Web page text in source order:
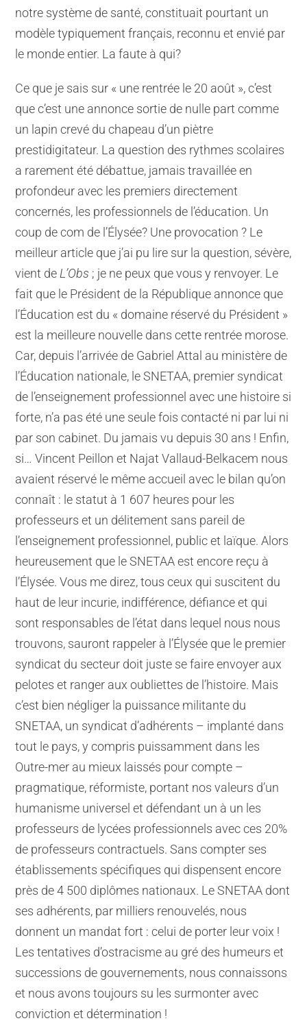
notre système de santé, constituait pourtant un
modèle typiquement français, reconnu et envié par
le monde entier. La faute à qui?
Ce que je sais sur « une rentrée le 20 août », c’est
que c’est une annonce sortie de nulle part comme
un lapin crevé du chapeau d’un piètre
prestidigitateur. La question des rythmes scolaires
a rarement été débattue, jamais travaillée en
profondeur avec les premiers directement
concernés, les professionnels de l’éducation. Un
coup de com de l’Élysée? Une provocation ? Le
meilleur article que j’ai pu lire sur la question, sévère,
vient de L’Obs ; je ne peux que vous y renvoyer. Le
fait que le Président de la République annonce que
l’Éducation est du « domaine réservé du Président »
est la meilleure nouvelle dans cette rentrée morose.
Car, depuis l’arrivée de Gabriel Attal au ministère de
l’Éducation nationale, le SNETAA, premier syndicat
de l’enseignement professionnel avec une histoire si
forte, n’a pas été une seule fois contacté ni par lui ni
par son cabinet. Du jamais vu depuis 30 ans ! Enfin,
si… Vincent Peillon et Najat Vallaud-Belkacem nous
avaient réservé le même accueil avec le bilan qu’on
connaît : le statut à 1 607 heures pour les
professeurs et un délitement sans pareil de
l’enseignement professionnel, public et laïque. Alors
heureusement que le SNETAA est encore reçu à
l’Élysée. Vous me direz, tous ceux qui suscitent du
haut de leur incurie, indifférence, défiance et qui
sont responsables de l’état dans lequel nous nous
trouvons, sauront rappeler à l’Élysée que le premier
syndicat du secteur doit juste se faire envoyer aux
pelotes et ranger aux oubliettes de l’histoire. Mais
c’est bien négliger la puissance militante du
SNETAA, un syndicat d’adhérents – implanté dans
tout le pays, y compris puissamment dans les
Outre-mer au mieux laissés pour compte –
pragmatique, réformiste, portant nos valeurs d’un
humanisme universel et défendant un à un les
professeurs de lycées professionnels avec ces 20%
de professeurs contractuels. Sans compter ses
établissements spécifiques qui dispensent encore
près de 4 500 diplômes nationaux. Le SNETAA dont
ses adhérents, par milliers renouvelés, nous
donnent un mandat fort : celui de porter leur voix !
Les tentatives d’ostracisme au gré des humeurs et
successions de gouvernements, nous connaissons
et nous avons toujours su les surmonter avec
conviction et détermination !